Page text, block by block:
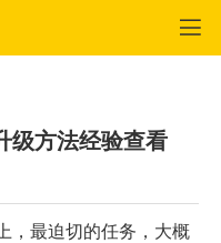
级方法经验查看
，最迫切的任务，大概